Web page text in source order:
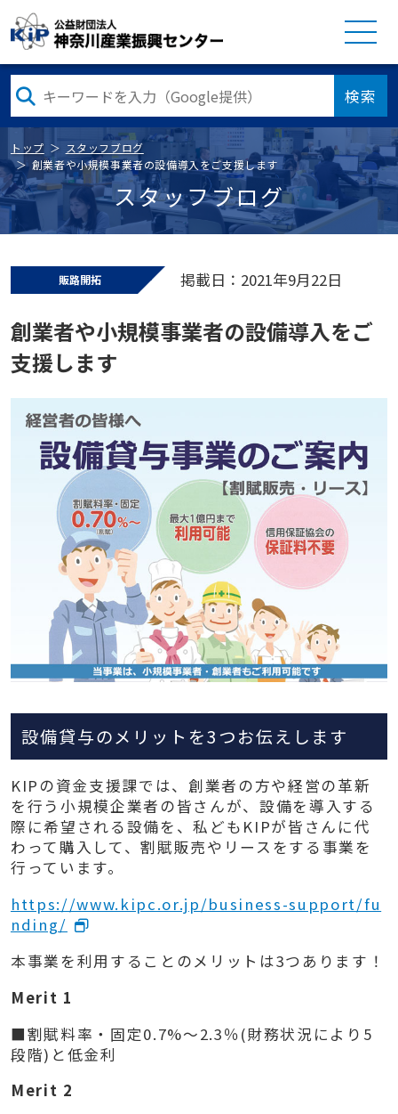
検索
トップ
スタッフブログ
創業者や小規模事業者の設備導入をご支援します
スタッフブログ
販路開拓 掲載日：2021年9月22日
創業者や小規模事業者の設備導入をご
支援します
設備貸与のメリットを3つお伝えします
KIPの資金支援課では、創業者の方や経営の革新
を行う小規模企業者の皆さんが、設備を導入する
際に希望される設備を、私ども KIPが皆さんに代
わって購入して、割賦販売やリースをする事業を
行っています。
https://www.kipc.or.jp/business-support/fu
nding/
本事業を利用することのメリットは3つあります！
Merit 1
■割賦料率・固定0.7%～2.3％ (財務状況により 5
段階) と低金利
Merit 2